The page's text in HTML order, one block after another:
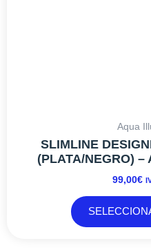
Aqua
SLIMLINE
(PLATA/NEGRO) –
99,00€